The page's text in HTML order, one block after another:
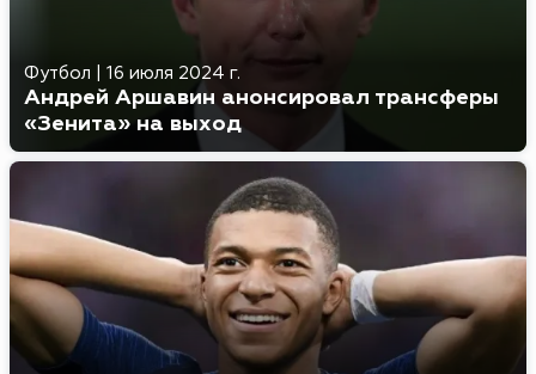
Футбол 16 июля 2024 г.
Андрей Аршавин анонсировал трансферы
«Зенита» на выход